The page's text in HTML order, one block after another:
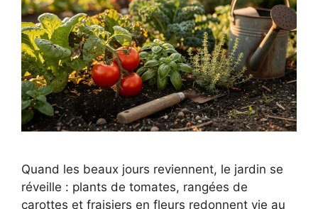
Quand les beaux jours reviennent, le jardin se
réveille : plants de tomates, rangées de
carottes et fraisiers en fleurs redonnent vie au